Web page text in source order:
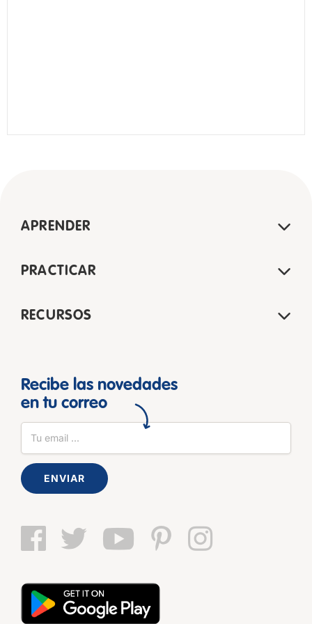
APRENDER
PRACTICAR
RECURSOS
Recibe las novedades
en tu correo
ENVIAR